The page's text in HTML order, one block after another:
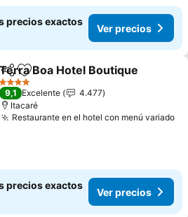
precios exactos
Ver precios
Compartir
Agregar a favoritos
Terra Boa Hotel Boutique
4 Estrellas
9,1 Excelente
4.477
Itacaré
Restaurante en el hotel con menú variado
precios exactos
Ver precios